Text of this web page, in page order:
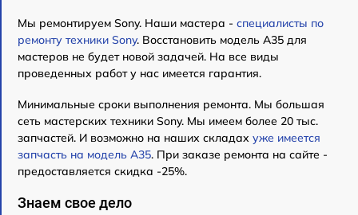
Мы ремонтируем Sony. Наши мастера - специалисты по
ремонту техники Sony. Восстановить модель A35 для
мастеров не будет новой задачей. На все виды
проведенных работ у нас имеется гарантия.
Минимальные сроки выполнения ремонта. Мы большая
сеть мастерских техники Sony. Мы имеем более 20 тыс.
запчастей. И возможно на наших складах уже имеется
запчасть на модель A35. При заказе ремонта на сайте -
предоставляется скидка -25%.
Знаем свое дело